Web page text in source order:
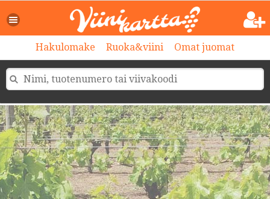
Hakulomake Ruoka&viini Omat juomat